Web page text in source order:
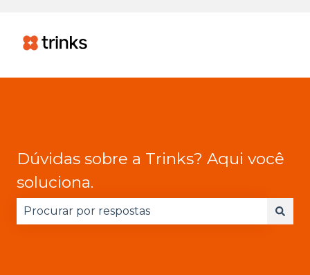
Dúvidas sobre a Trinks? Aqui você
soluciona.